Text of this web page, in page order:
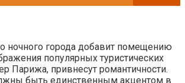
ночного города добавит помещению
популярных туристических
Парижа, привнесут романтичности.
быть единственным акцентом в